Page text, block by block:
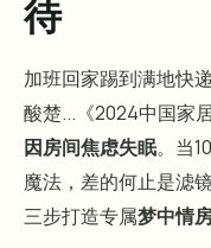
待
加班回家踢到满地快
酸楚...《2024中国家
因房间焦虑失眠。当
魔法，差的何止是滤
三步打造专属梦中情